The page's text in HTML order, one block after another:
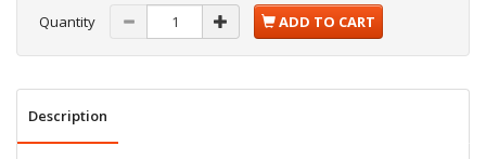
Quantity ADD TO CART
Description